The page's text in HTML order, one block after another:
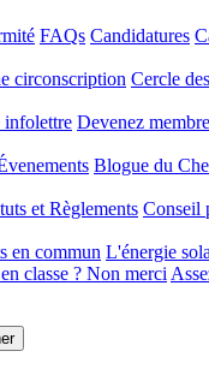
FAQs Candidatures
circonscription Cercle
infolettre Devenez membre
Blogue du
et Règlements Conseil
en commun L'énergie
classe ? Non merci